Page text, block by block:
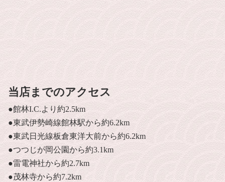
当店までのアクセス
●館林I.C.より約2.5km
●東武伊勢崎線館林駅から約6.2km
●東武日光線板倉東洋大前から約6.2km
●つつじが岡公園から約3.1km
●雷電神社から約2.7km
●茂林寺から約7.2km